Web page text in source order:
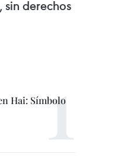
derechos
Hai: Símbolo